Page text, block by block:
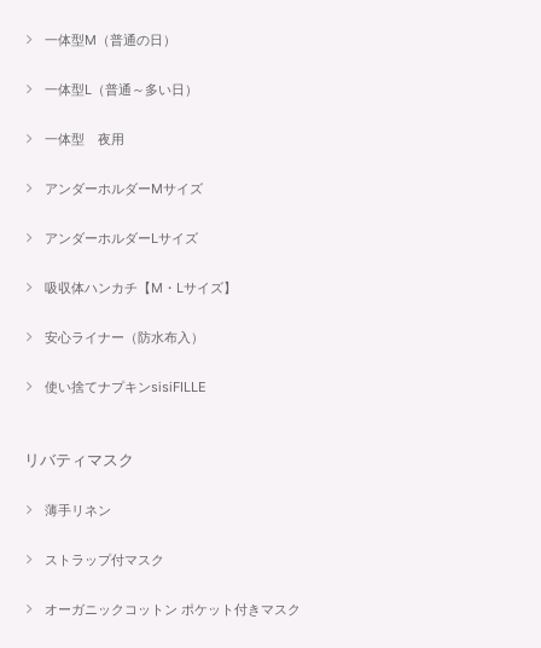
一体型M（普通の日）
一体型L（普通～多い日）
一体型 夜用
アンダーホルダーMサイズ
アンダーホルダーLサイズ
吸収体ハンカチ【M・Lサイズ】
安心ライナー（防水布入）
使い捨てナプキンsisiFILLE
リバティマスク
薄手リネン
ストラップ付マスク
オーガニックコットン ポケット付きマスク